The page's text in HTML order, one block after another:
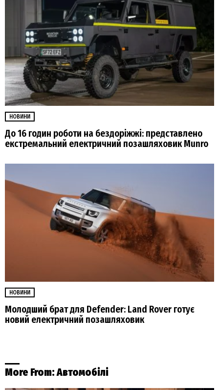
НОВИНИ
До 16 годин роботи на бездоріжжі: представлено
екстремальний електричний позашляховик Munro
НОВИНИ
Молодший брат для Defender: Land Rover готує
новий електричний позашляховик
More From:Автомобілі